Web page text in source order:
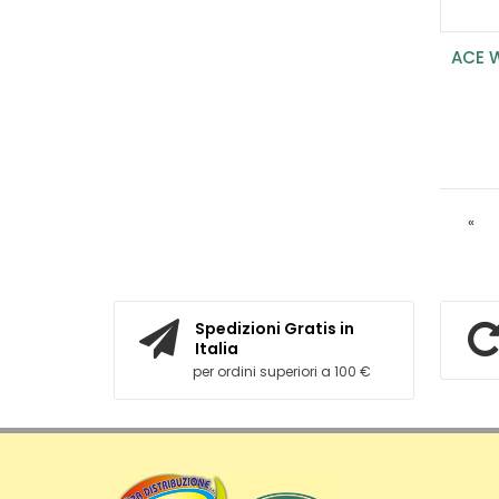
«
Spedizioni Gratis in
Italia
per ordini superiori a 100 €